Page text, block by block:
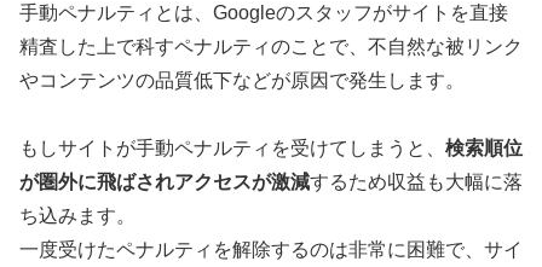
手動ペナルティとは、Googleのスタッフがサイトを直接
精査した上で科すペナルティのことで、不自然な被リンク
やコンテンツの品質低下などが原因で発生します。
もしサイトが手動ペナルティを受けてしまうと、 検索順位
が圏外に飛ばされアクセスが激減するため収益も大幅に落
ち込みます。
一度受けたペナルティを解除するのは非常に困難で、サイ